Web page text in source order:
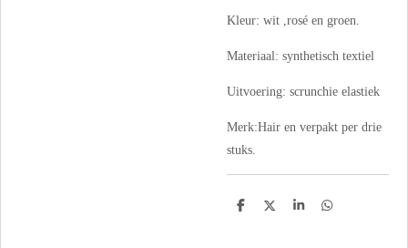
Kleur: wit ,rosé en groen.
Materiaal: synthetisch textiel
Uitvoering: scrunchie elastiek
Merk:Hair en verpakt per drie
stuks.
D
D
S
D